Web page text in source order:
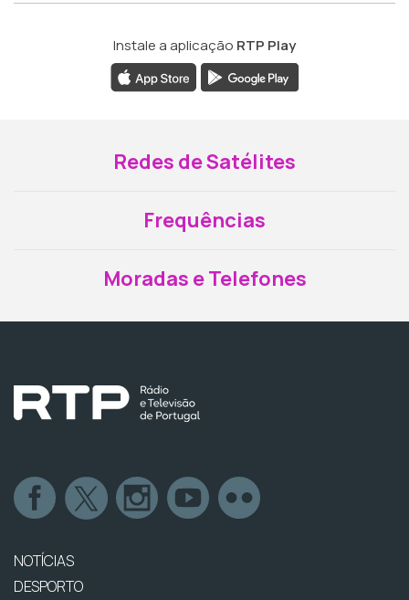
Instale a aplicação RTP Play
Redes de Satélites
Frequências
Moradas e Telefones
NOTÍCIAS
DESPORTO